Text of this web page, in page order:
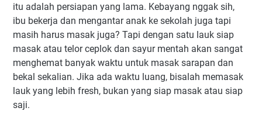
itu adalah persiapan yang lama. Kebayang nggak sih,
ibu bekerja dan mengantar anak ke sekolah juga tapi
masih harus masak juga? Tapi dengan satu lauk siap
masak atau telor ceplok dan sayur mentah akan sangat
menghemat banyak waktu untuk masak sarapan dan
bekal sekalian. Jika ada waktu luang, bisalah memasak
lauk yang lebih fresh, bukan yang siap masak atau siap
saji.